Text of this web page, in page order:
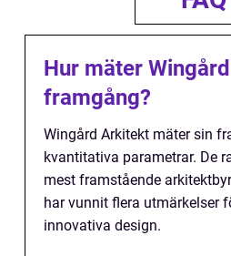
Hur mäter
framgång?
Wingård Arkitekt mäter sin
kvantitativa parametrar. De
mest framstående
har vunnit flera utmärkelser
innovativa design.